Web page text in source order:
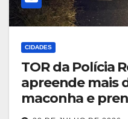
CIDADES
TOR da Polícia
apreende mais
maconha e
após